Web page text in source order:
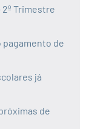
2º Trimestre
pagamento de
já
de